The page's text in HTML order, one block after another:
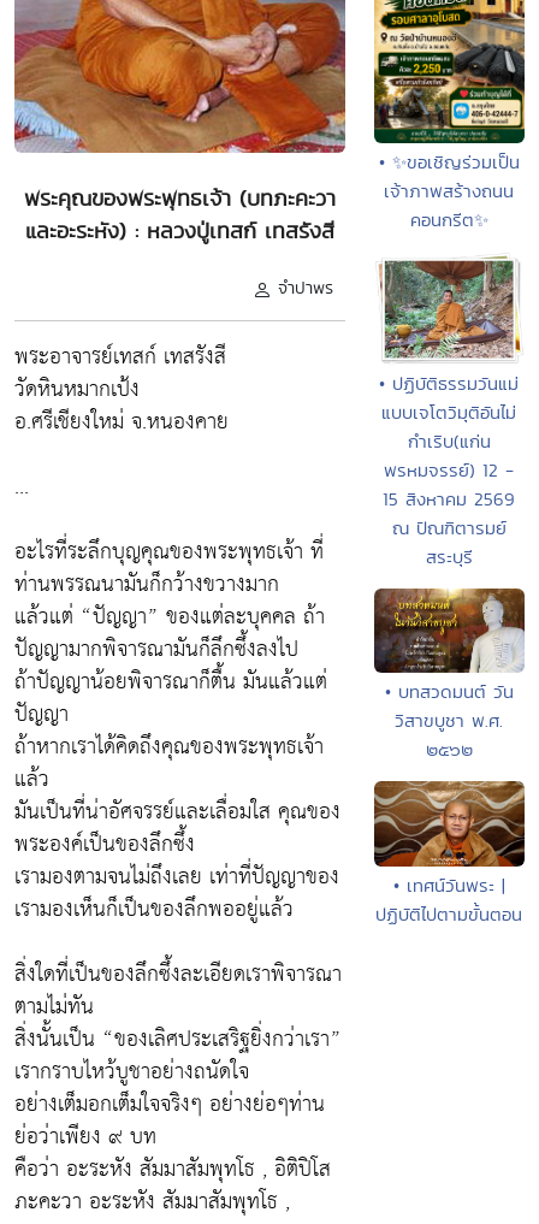
พระคุณของพระพุทธเจ้า (บทภะคะวา
และอะระหัง) : หลวงปู่เทสก์ เทสรังสี
จำปาพร
พระอาจารย์เทสก์ เทสรังสี
วัดหินหมากเป้ง
อ.ศรีเชียงใหม่ จ.หนองคาย
...
อะไรที่ระลึกบุญคุณของพระพุทธเจ้า ที่
ท่านพรรณนามันก็กว้างขวางมาก
แล้วแต่ “ปัญญา” ของแต่ละบุคคล ถ้า
ปัญญามากพิจารณามันก็ลึกซึ้งลงไป
ถ้าปัญญาน้อยพิจารณาก็ตื้น มันแล้วแต่
ปัญญา
ถ้าหากเราได้คิดถึงคุณของพระพุทธเจ้า
แล้ว
มันเป็นที่น่าอัศจรรย์และเลื่อมใส คุณของ
พระองค์เป็นของลึกซึ้ง
เรามองตามจนไม่ถึงเลย เท่าที่ปัญญาของ
เรามองเห็นก็เป็นของลึกพออยู่แล้ว
สิ่งใดที่เป็นของลึกซึ้งละเอียดเราพิจารณา
ตามไม่ทัน
สิ่งนั้นเป็น “ของเลิศประเสริฐยิ่งกว่าเรา”
เรากราบไหว้บูชาอย่างถนัดใจ
อย่างเต็มอกเต็มใจจริงๆ อย่างย่อๆท่าน
ย่อว่าเพียง ๙ บท
คือว่า อะระหัง สัมมาสัมพุทโธ , อิติปิโส
ภะคะวา อะระหัง สัมมาสัมพุทโธ ,
• ✨ขอเชิญร่วมเป็น
เจ้าภาพสร้างถนน
คอนกรีต✨
• ปฏิบัติธรรมวันแม่
แบบเจโตวิมุติอันไม่
กำเริบ(แก่น
พรหมจรรย์) 12 -
15 สิงหาคม 2569
ณ ปัณฑิตารมย์
สระบุรี
• บทสวดมนต์ วัน
วิสาขบูชา พ.ศ.
๒๕๖๒
• เทศน์วันพระ |
ปฏิบัติไปตามขั้นตอน